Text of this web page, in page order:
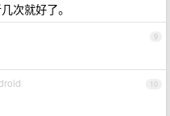
次就好了。
9
10